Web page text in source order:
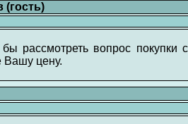
рассмотреть вопрос покупки
Вашу цену.